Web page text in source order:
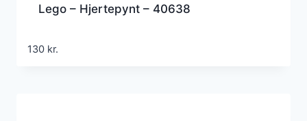
Lego – Hjertepynt – 40638
130 kr.